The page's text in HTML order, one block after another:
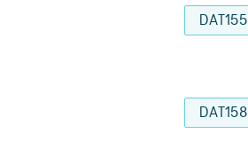
DAT155
DAT158